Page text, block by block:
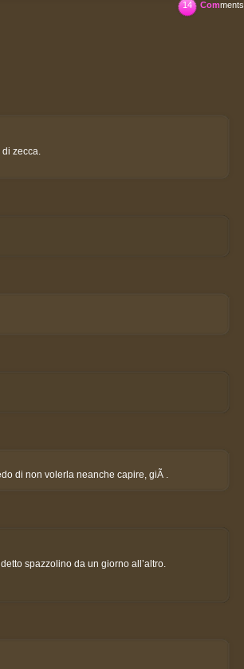
14 Comments
di zecca.
di non volerla neanche capire, giÃ .
spazzolino da un giorno all’altro.